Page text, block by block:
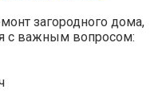
загородного дома,
с важным вопросом: